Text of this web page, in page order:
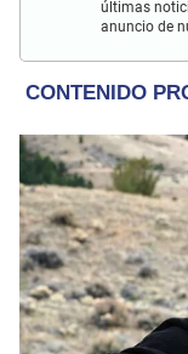
últimas
anuncio de